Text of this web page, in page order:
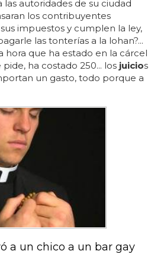
autoridades de su ciudad
los contribuyentes
impuestos y cumplen la ley,
las tonterías a la lohan?...
hora que ha estado en la cárcel
ha costado 250... los juicios
un gasto, todo porque a
a un chico a un bar gay